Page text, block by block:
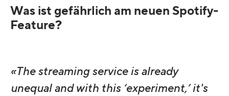
Was ist gefährlich am neuen Spotify-
Feature?
«The streaming service is already
unequal and with this ‘experiment,’ it's